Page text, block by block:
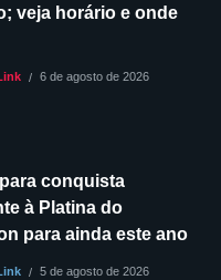
veja horário e onde
6 de agosto de 2026
conquista
à Platina do
para ainda este ano
5 de agosto de 2026